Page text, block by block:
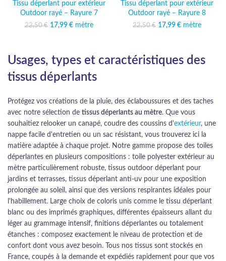
Tissu déperlant pour extérieur
Outdoor rayé – Rayure 7
22,50€ Le prix initial était :
17,99 €
Le prix
mètre
Tissu déperlant pour extérieur
Outdoor rayé – Rayure 8
22,50€ Le prix initial était :
17,99 €
Le prix
mètre
Usages, types et caractéristiques des
tissus déperlants
Protégez vos créations de la pluie, des éclaboussures et des taches
avec notre sélection de tissus déperlants au mètre. Que vous
souhaitiez relooker un canapé, coudre des coussins d'extérieur, une
nappe facile d'entretien ou un sac résistant, vous trouverez ici la
matière adaptée à chaque projet. Notre gamme propose des toiles
déperlantes en plusieurs compositions : toile polyester extérieur au
mètre particulièrement robuste, tissus outdoor déperlant pour
jardins et terrasses, tissus déperlant anti-uv pour une exposition
prolongée au soleil, ainsi que des versions respirantes idéales pour
l'habillement. Large choix de coloris unis comme le tissu déperlant
blanc ou des imprimés graphiques, différentes épaisseurs allant du
léger au grammage intensif, finitions déperlantes ou totalement
étanches : composez exactement le niveau de protection et de
confort dont vous avez besoin. Tous nos tissus sont stockés en
France, coupés à la demande et expédiés rapidement pour que vos